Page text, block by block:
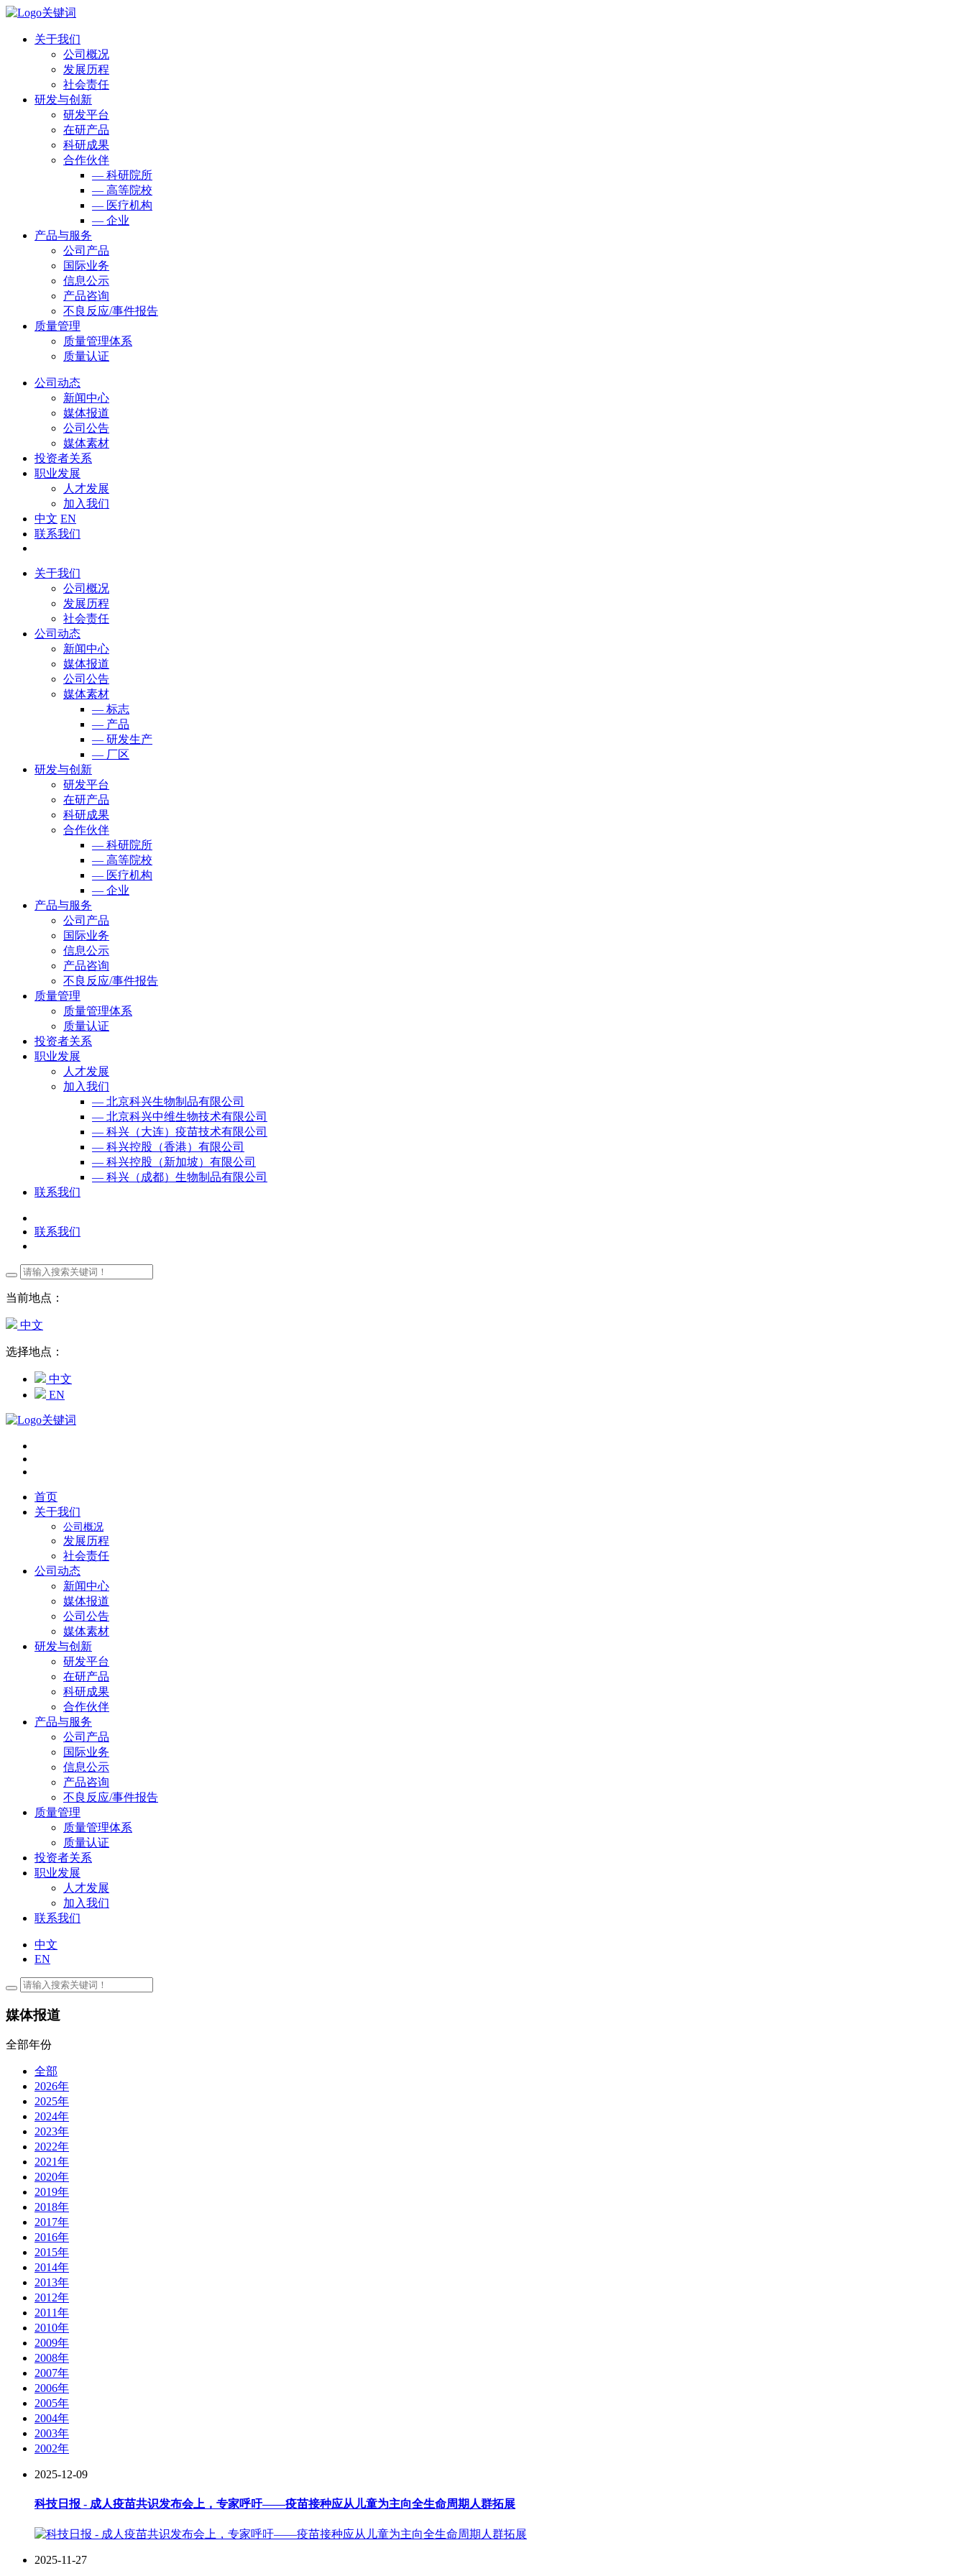
关于我们
公司概况
发展历程
社会责任
研发与创新
研发平台
在研产品
科研成果
合作伙伴
— 科研院所
— 高等院校
— 医疗机构
— 企业
产品与服务
公司产品
国际业务
信息公示
产品咨询
不良反应/事件报告
质量管理
质量管理体系
质量认证
公司动态
新闻中心
媒体报道
公司公告
媒体素材
投资者关系
职业发展
人才发展
加入我们
中文 EN
联系我们
关于我们
公司概况
发展历程
社会责任
公司动态
新闻中心
媒体报道
公司公告
媒体素材
— 标志
— 产品
— 研发生产
— 厂区
研发与创新
研发平台
在研产品
科研成果
合作伙伴
— 科研院所
— 高等院校
— 医疗机构
— 企业
产品与服务
公司产品
国际业务
信息公示
产品咨询
不良反应/事件报告
质量管理
质量管理体系
质量认证
投资者关系
职业发展
人才发展
加入我们
— 北京科兴生物制品有限公司
— 北京科兴中维生物技术有限公司
— 科兴（大连）疫苗技术有限公司
— 科兴控股（香港）有限公司
— 科兴控股（新加坡）有限公司
— 科兴（成都）生物制品有限公司
联系我们
联系我们
当前地点：
中文
选择地点：
中文
EN
首页
关于我们
公司概况
发展历程
社会责任
公司动态
新闻中心
媒体报道
公司公告
媒体素材
研发与创新
研发平台
在研产品
科研成果
合作伙伴
产品与服务
公司产品
国际业务
信息公示
产品咨询
不良反应/事件报告
质量管理
质量管理体系
质量认证
投资者关系
职业发展
人才发展
加入我们
联系我们
中文
EN
媒体报道
全部年份
全部
2026年
2025年
2024年
2023年
2022年
2021年
2020年
2019年
2018年
2017年
2016年
2015年
2014年
2013年
2012年
2011年
2010年
2009年
2008年
2007年
2006年
2005年
2004年
2003年
2002年
2025-12-09
科技日报 - 成人疫苗共识发布会上，专家呼吁——疫苗接种应从儿童为主向全生命周期人群拓展
2025-11-27